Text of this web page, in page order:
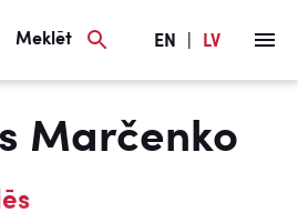
Meklēt EN LV
Marčenko